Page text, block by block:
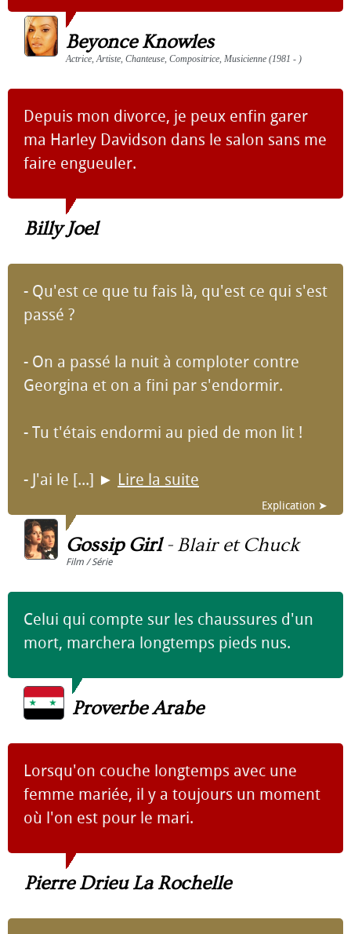
Beyonce Knowles
Actrice, Artiste, Chanteuse, Compositrice, Musicienne (1981 - )
Depuis mon divorce, je peux enfin garer
ma Harley Davidson dans le salon sans me
faire engueuler.
Billy Joel
- Qu'est ce que tu fais là, qu'est ce qui s'est
passé ?
- On a passé la nuit à comploter contre
Georgina et on a fini par s'endormir.
- Tu t'étais endormi au pied de mon lit !
- J'ai le [...] ► Lire la suite
Explication ➤
Gossip Girl- Blair et Chuck
Film / Série
Celui qui compte sur les chaussures d'un
mort, marchera longtemps pieds nus.
Proverbe Arabe
Lorsqu'on couche longtemps avec une
femme mariée, il y a toujours un moment
où l'on est pour le mari.
Pierre Drieu La Rochelle